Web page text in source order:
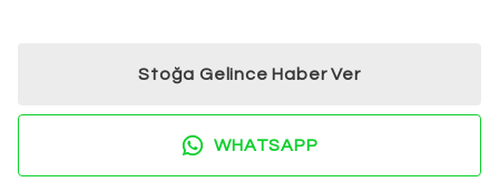
Stoğa Gelince Haber Ver
WHATSAPP